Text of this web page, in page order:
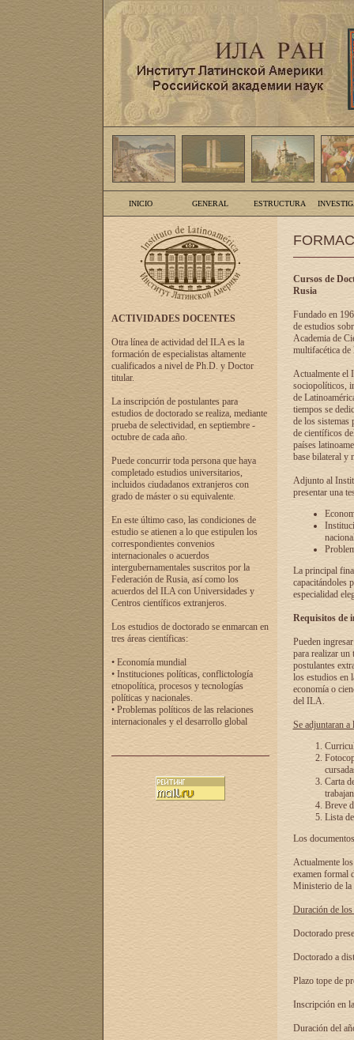
INICIO GENERAL ESTRUCTURA
ACTIVIDADES DOCENTES
Otra línea de actividad del ILA es la
formación de especialistas altamente
cualificados a nivel de Ph.D. y Doctor
titular.
La inscripción de postulantes para
estudios de doctorado se realiza, mediante
prueba de selectividad, en septiembre -
octubre de cada año.
Puede concurrir toda persona que haya
completado estudios universitarios,
incluidos ciudadanos extranjeros con
grado de máster o su equivalente.
En este último caso, las condiciones de
estudio se atienen a lo que estipulen los
correspondientes convenios
internacionales o acuerdos
intergubernamentales suscritos por la
Federación de Rusia, así como los
acuerdos del ILA con Universidades y
Centros científicos extranjeros.
Los estudios de doctorado se enmarcan en
tres áreas científicas:
• Economía mundial
• Instituciones políticas, conflictología
etnopolítica, procesos y tecnologías
políticas y nacionales.
• Problemas políticos de las relaciones
internacionales y el desarrollo global
Cursos de
Rusia
Fundado en
de estudios
Academia de
multifacética de
Actualmente el
sociopolíticos,
de
tiempos se
de los sistemas
de científicos
países
base bilateral y
Adjunto al
presentar una
La principal
capacitándoles
especialidad
Requisitos de
Pueden
para realizar un
postulantes
los estudios en
economía o
del ILA.
Se adjuntaran a
Carta
Breve
Lista
Los
Actualmente
examen formal
Ministerio de la
Duración de
Doctorado
Doctorado a
Plazo tope de
Inscripción en
Duración del